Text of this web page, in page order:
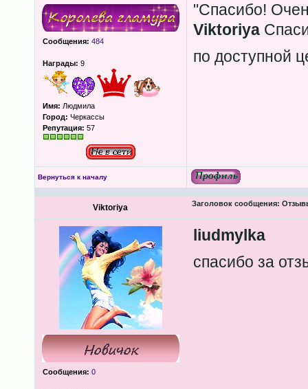
Сообщения: 484
Награды: 9
Имя: Людмила
Город: Черкассы
Репутация: 57
"Спасибо!
Viktoriya
по доступной
Вернуться к началу
Viktoriya Заголовок сообщения:
Сообщения: 0
liudmylka
спасибо за